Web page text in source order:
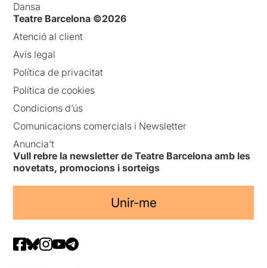
Dansa
Teatre Barcelona ©2026
Atenció al client
Avís legal
Política de privacitat
Política de cookies
Condicions d’ús
Comunicacions comercials i Newsletter
Anuncia’t
Vull rebre la newsletter de Teatre Barcelona amb les
novetats, promocions i sorteigs
Unir-me